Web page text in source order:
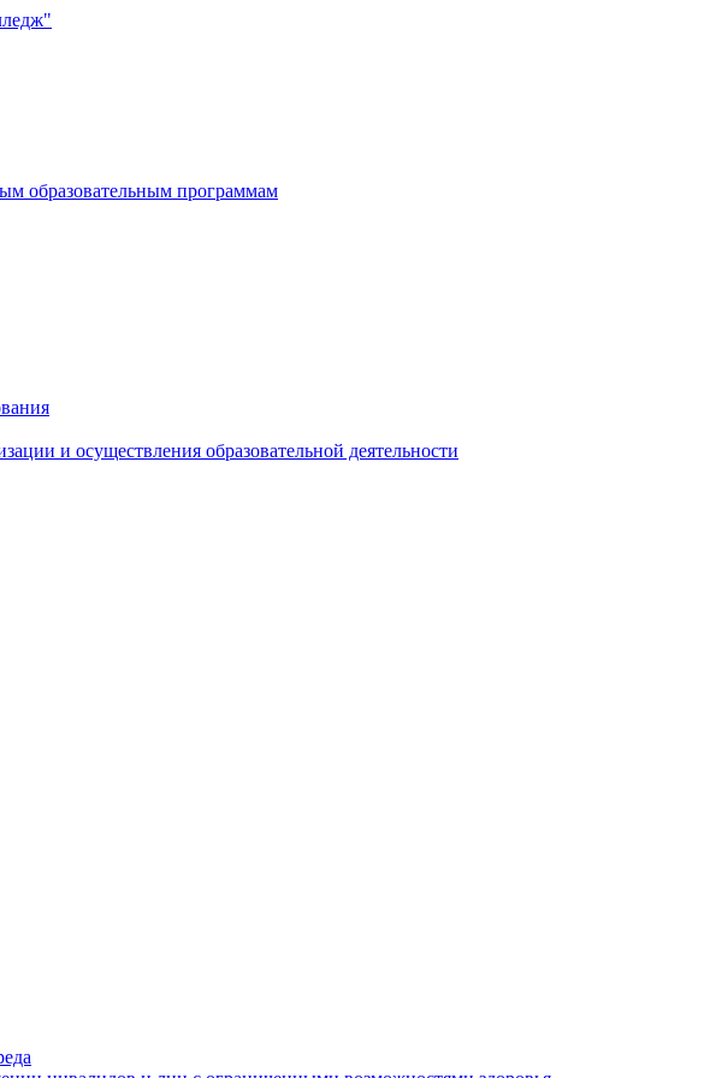
образовательным программам
и осуществления образовательной деятельности